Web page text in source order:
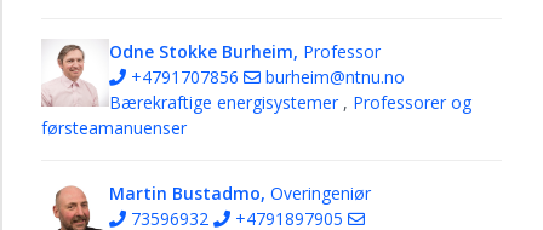
Odne Stokke Burheim, Professor
+4791707856
burheim@ntnu.no
Bærekraftige energisystemer , Professorer og
førsteamanuenser
Martin Bustadmo, Overingeniør
73596932
+4791897905